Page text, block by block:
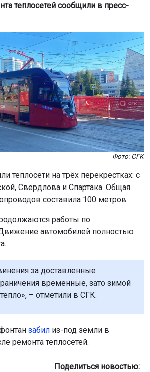
теплосетей сообщили в пресс-
Фото: СГК
теплосети на трёх перекрёстках: с
Свердлова и Спартака. Общая
составила 100 метров.
работы по
Движение автомобилей полностью
за доставленные
временные, зато зимой
– отметили в СГК.
забил из-под земли в
ремонта теплосетей.
Поделиться новостью: